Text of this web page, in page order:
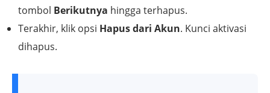
tombol Berikutnya hingga terhapus.
Terakhir, klik opsi Hapus dari Akun. Kunci aktivasi
dihapus.